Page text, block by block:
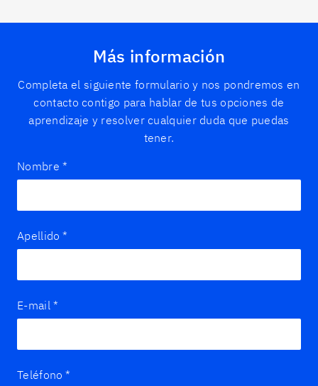
Más información
Completa el siguiente formulario y nos pondremos en
contacto contigo para hablar de tus opciones de
aprendizaje y resolver cualquier duda que puedas
tener.
Nombre *
Apellido *
E-mail *
Teléfono *